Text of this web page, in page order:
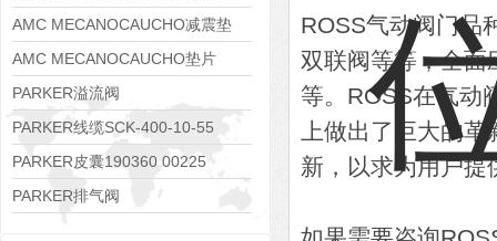
138552
AMC MECANOCAUCHO减震垫
138551
AMC MECANOCAUCHO垫片
608074
PARKER溢流阀
RE06M35W2N1KWXG087
PARKER线缆SCK-400-10-55
PARKER皮囊190360 00225
PARKER排气阀
ROSS气动阀门品
双联阀等等，全面
等。ROSS在气动
上做出了巨大的革
新，以求为用户提